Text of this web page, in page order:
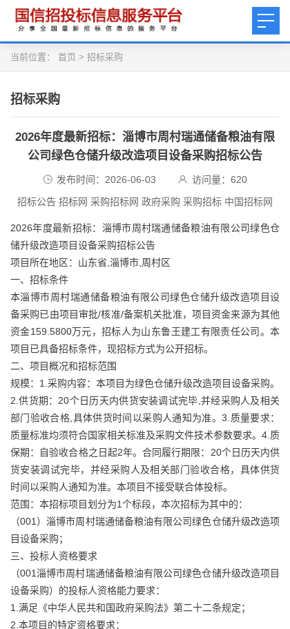
当前位置： 首页 > 招标采购
招标采购
2026年度最新招标：淄博市周村瑞通储备粮油有限
公司绿色仓储升级改造项目设备采购招标公告
发布时间：2026-06-03 访问量： 620
招标公告 招标网 采购招标网 政府采购 采购招标 中国招标网
2026年度最新招标：淄博市周村瑞通储备粮油有限公司绿色仓
储升级改造项目设备采购招标公告
项目所在地区：山东省,淄博市,周村区
一、招标条件
本淄博市周村瑞通储备粮油有限公司绿色仓储升级改造项目设
备采购已由项目审批/核准/备案机关批准，项目资金来源为其他
资金159.5800万元，招标人为山东鲁王建工有限责任公司。本
项目已具备招标条件，现招标方式为公开招标。
二、项目概况和招标范围
规模：1.采购内容：本项目为绿色仓储升级改造项目设备采购。
2.供货期：20个日历天内供货安装调试完毕,并经采购人及相关
部门验收合格,具体供货时间以采购人通知为准。3.质量要求：
质量标准均须符合国家相关标准及采购文件技术参数要求。4.质
保期：自验收合格之日起2年。合同履行期限：20个日历天内供
货安装调试完毕，并经采购人及相关部门验收合格，具体供货
时间以采购人通知为准。本项目不接受联合体投标。
范围：本招标项目划分为1个标段，本次招标为其中的：
（001）淄博市周村瑞通储备粮油有限公司绿色仓储升级改造项
目设备采购；
三、投标人资格要求
（001淄博市周村瑞通储备粮油有限公司绿色仓储升级改造项目
设备采购）的投标人资格能力要求：
1.满足《中华人民共和国政府采购法》第二十二条规定；
2.本项目的特定资格要求：